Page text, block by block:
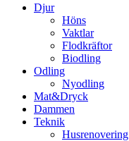
Djur
Höns
Vaktlar
Flodkräftor
Biodling
Odling
Nyodling
Mat&Dryck
Dammen
Teknik
Husrenovering